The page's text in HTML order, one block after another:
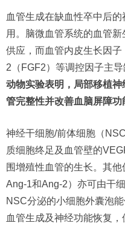
血管生成在缺血性卒中后
用。脑微血管系统的血管
供应，而血管内皮生长因
2（FGF2）等调控因子主
动物实验表明，局部移植
管完整性并改善血脑屏障功
神经干细胞/前体细胞（
质细胞终足及血管壁的
围增殖性血管的生长。其
Ang-1和Ang-2）亦可由干
NSC分泌的小细胞外囊泡
血管生成及神经功能恢复，